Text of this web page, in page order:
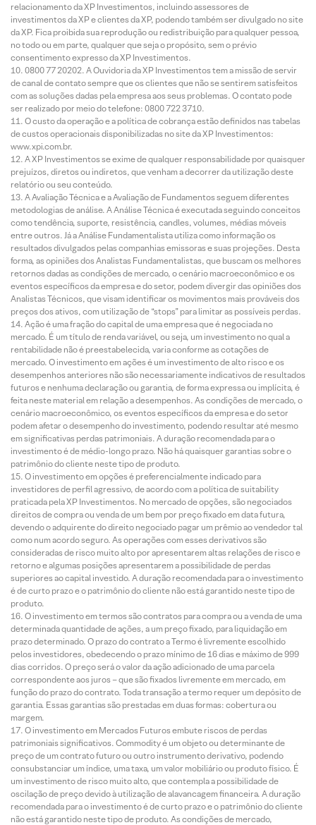
relacionamento da XP Investimentos, incluindo assessores de
investimentos da XP e clientes da XP, podendo também ser divulgado no site
da XP. Fica proibida sua reprodução ou redistribuição para qualquer pessoa,
no todo ou em parte, qualquer que seja o propósito, sem o prévio
consentimento expresso da XP Investimentos.
0800 77 20202. A Ouvidoria da XP Investimentos tem a missão de servir
de canal de contato sempre que os clientes que não se sentirem satisfeitos
com as soluções dadas pela empresa aos seus problemas. O contato pode
ser realizado por meio do telefone: 0800 722 3710.
O custo da operação e a política de cobrança estão definidos nas tabelas
de custos operacionais disponibilizadas no site da XP Investimentos:
www.xpi.com.br.
A XP Investimentos se exime de qualquer responsabilidade por quaisquer
prejuízos, diretos ou indiretos, que venham a decorrer da utilização deste
relatório ou seu conteúdo.
A Avaliação Técnica e a Avaliação de Fundamentos seguem diferentes
metodologias de análise. A Análise Técnica é executada seguindo conceitos
como tendência, suporte, resistência, candles, volumes, médias móveis
entre outros. Já a Análise Fundamentalista utiliza como informação os
resultados divulgados pelas companhias emissoras e suas projeções. Desta
forma, as opiniões dos Analistas Fundamentalistas, que buscam os melhores
retornos dadas as condições de mercado, o cenário macroeconômico e os
eventos específicos da empresa e do setor, podem divergir das opiniões dos
Analistas Técnicos, que visam identificar os movimentos mais prováveis dos
preços dos ativos, com utilização de “stops” para limitar as possíveis perdas.
Ação é uma fração do capital de uma empresa que é negociada no
mercado. É um título de renda variável, ou seja, um investimento no qual a
rentabilidade não é preestabelecida, varia conforme as cotações de
mercado. O investimento em ações é um investimento de alto risco e os
desempenhos anteriores não são necessariamente indicativos de resultados
futuros e nenhuma declaração ou garantia, de forma expressa ou implícita, é
feita neste material em relação a desempenhos. As condições de mercado, o
cenário macroeconômico, os eventos específicos da empresa e do setor
podem afetar o desempenho do investimento, podendo resultar até mesmo
em significativas perdas patrimoniais. A duração recomendada para o
investimento é de médio-longo prazo. Não há quaisquer garantias sobre o
patrimônio do cliente neste tipo de produto.
O investimento em opções é preferencialmente indicado para
investidores de perfil agressivo, de acordo com a política de suitability
praticada pela XP Investimentos. No mercado de opções, são negociados
direitos de compra ou venda de um bem por preço fixado em data futura,
devendo o adquirente do direito negociado pagar um prêmio ao vendedor tal
como num acordo seguro. As operações com esses derivativos são
consideradas de risco muito alto por apresentarem altas relações de risco e
retorno e algumas posições apresentarem a possibilidade de perdas
superiores ao capital investido. A duração recomendada para o investimento
é de curto prazo e o patrimônio do cliente não está garantido neste tipo de
produto.
O investimento em termos são contratos para compra ou a venda de uma
determinada quantidade de ações, a um preço fixado, para liquidação em
prazo determinado. O prazo do contrato a Termo é livremente escolhido
pelos investidores, obedecendo o prazo mínimo de 16 dias e máximo de 999
dias corridos. O preço será o valor da ação adicionado de uma parcela
correspondente aos juros – que são fixados livremente em mercado, em
função do prazo do contrato. Toda transação a termo requer um depósito de
garantia. Essas garantias são prestadas em duas formas: cobertura ou
margem.
O investimento em Mercados Futuros embute riscos de perdas
patrimoniais significativos. Commodity é um objeto ou determinante de
preço de um contrato futuro ou outro instrumento derivativo, podendo
consubstanciar um índice, uma taxa, um valor mobiliário ou produto físico. É
um investimento de risco muito alto, que contempla a possibilidade de
oscilação de preço devido à utilização de alavancagem financeira. A duração
recomendada para o investimento é de curto prazo e o patrimônio do cliente
não está garantido neste tipo de produto. As condições de mercado,